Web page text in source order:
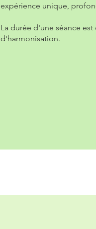
expérience unique,
La durée d'une séance
d'harmonisation.